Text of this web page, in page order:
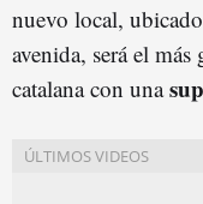
nuevo local,
avenida, será el
catalana con unas